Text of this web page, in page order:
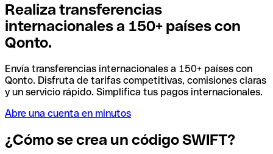
Realiza transferencias
internacionales a 150+ países con
Qonto.
Envía transferencias internacionales a 150+ países con
Qonto. Disfruta de tarifas competitivas, comisiones claras
y un servicio rápido. Simplifica tus pagos internacionales.
Abre una cuenta en minutos
¿Cómo se crea un código SWIFT?